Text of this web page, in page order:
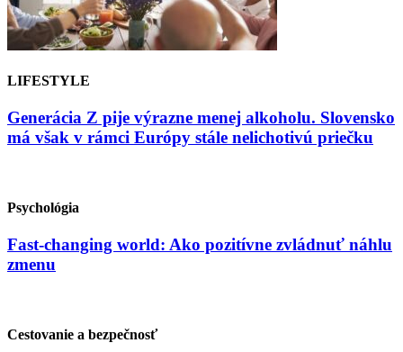
LIFESTYLE
Generácia Z pije výrazne menej alkoholu. Slovensko
má však v rámci Európy stále nelichotivú priečku
Psychológia
Fast-changing world: Ako pozitívne zvládnuť náhlu
zmenu
Cestovanie a bezpečnosť